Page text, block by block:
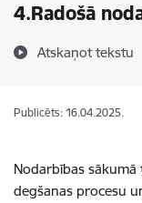
4.Radošā
Atskaņot tekstu
Publicēts: 16.04.2025.
Nodarbības
degšanas procesu